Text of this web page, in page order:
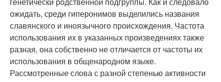
ожидать, среди гиперонимов выделились названия
славянского и иноязычного происхождения. Частота
использования их в указанных произведениях также
разная, она собственно не отличается от частоты их
использования в общенародном языке.
Рассмотренные слова с разной степенью активности